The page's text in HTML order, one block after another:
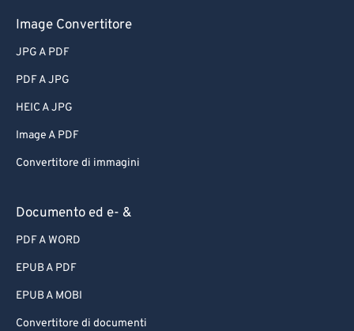
Image Convertitore
JPG A PDF
PDF A JPG
HEIC A JPG
Image A PDF
Convertitore di immagini
Documento ed e- &
PDF A WORD
EPUB A PDF
EPUB A MOBI
Convertitore di documenti